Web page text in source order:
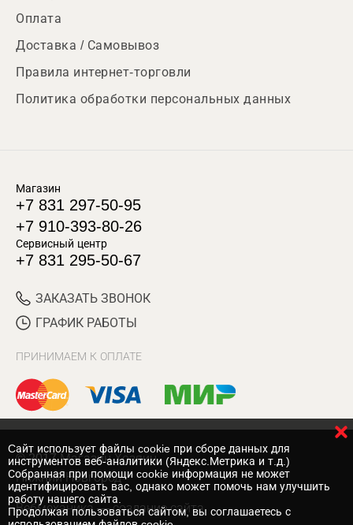
Оплата
Доставка / Самовывоз
Правила интернет-торговли
Политика обработки персональных данных
Магазин
+7 831 297-50-95
+7 910-393-80-26
Сервисный центр
+7 831 295-50-67
ЗАКАЗАТЬ ЗВОНОК
ГРАФИК РАБОТЫ
ПРИНИМАЕМ К ОПЛАТЕ
© 2017 Магазин Хозяин
Нижний Новгород
Вебмеханика — создание сайта
Cайт использует файлы cookie при сборе данных для
инструментов веб-аналитики (Яндекс.Метрика и т.д.)
Собранная при помощи cookie информация не может
идентифицировать вас, однако может помочь нам улучшить
работу нашего сайта.
Продолжая пользоваться сайтом, вы соглашаетесь с